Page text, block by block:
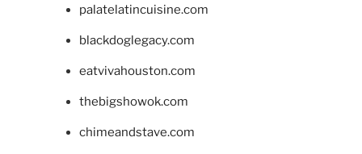
palatelatincuisine.com
blackdoglegacy.com
eatvivahouston.com
thebigshowok.com
chimeandstave.com